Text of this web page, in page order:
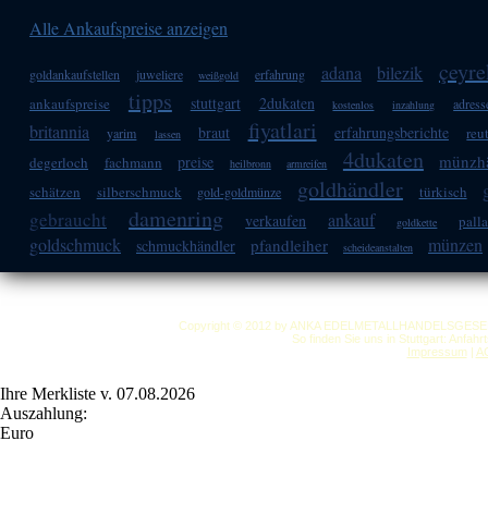
Alle Ankaufspreise anzeigen
goldankaufstellen juweliere weißgold erfahrung adana bilezik
ankaufspreise tipps stuttgart 2dukaten kostenlos inzahlung
britannia yarim lassen braut fiyatlari erfahrungsberichte
degerloch
fachmann preise heilbronn armreifen 4dukaten
schätzen silberschmuck gold-goldmünze goldhändler türkisch
gebraucht
damenring verkaufen ankauf goldkette
goldschmuck schmuckhändler pfandleiher scheideanstalten münzen
Copyright © 2012 by ANKA
So finden Sie uns in Stuttgart:
Impressum|
Ihre Merkliste v. 07.08.2026
Auszahlung:
Euro